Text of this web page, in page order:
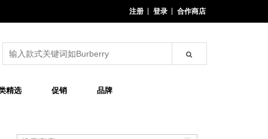
注册 登录 合作商店
精选 促销 品牌